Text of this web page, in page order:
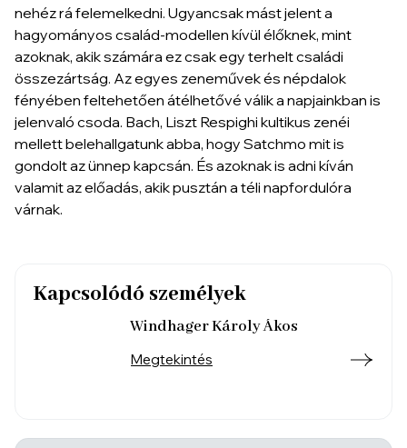
nehéz rá felemelkedni. Ugyancsak mást jelent a
hagyományos család-modellen kívül élőknek, mint
azoknak, akik számára ez csak egy terhelt családi
összezártság. Az egyes zeneművek és népdalok
fényében feltehetően átélhetővé válik a napjainkban is
jelenvaló csoda. Bach, Liszt Respighi kultikus zenéi
mellett belehallgatunk abba, hogy Satchmo mit is
gondolt az ünnep kapcsán. És azoknak is adni kíván
valamit az előadás, akik pusztán a téli napfordulóra
várnak.
Kapcsolódó személyek
Windhager Károly Ákos
Megtekintés